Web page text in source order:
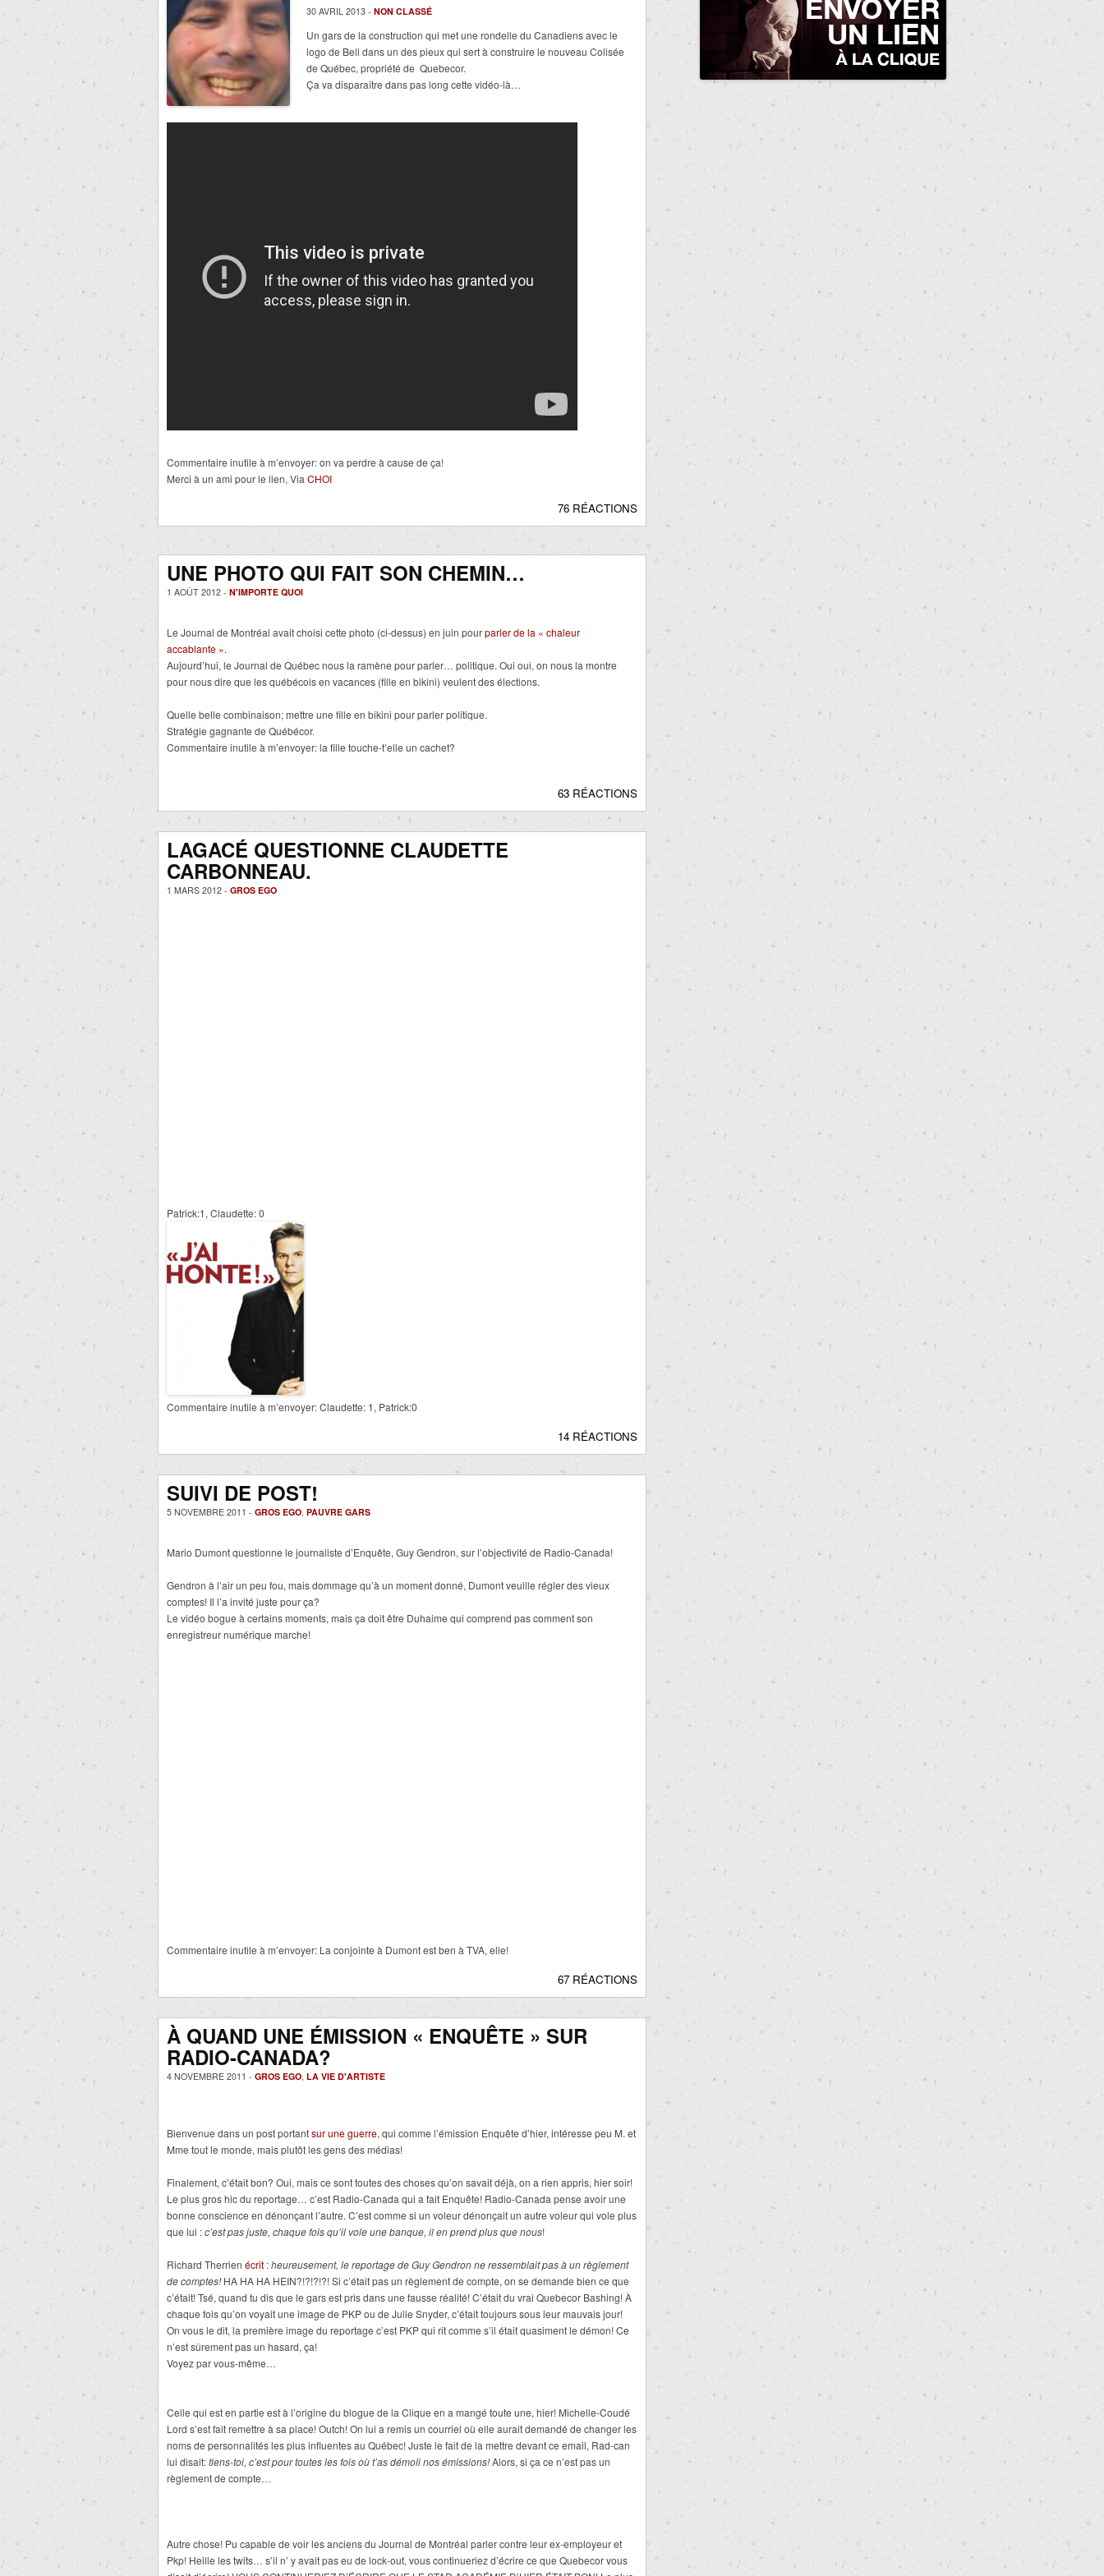
30 AVRIL 2013 - NON CLASSÉ
Un gars de la construction qui met une rondelle du Canadiens avec le
logo de Bell dans un des pieux qui sert à construire le nouveau Colisée
de Québec, propriété de Quebecor.
Ça va disparaître dans pas long cette vidéo-là…
Commentaire inutile à m’envoyer: on va perdre à cause de ça!
Merci à un ami pour le lien, Via CHOI
76 RÉACTIONS
UNE PHOTO QUI FAIT SON CHEMIN…
1 AOÛT 2012 - N'IMPORTE QUOI
Le Journal de Montréal avait choisi cette photo (ci-dessus) en juin pourparler de la « chaleur
accablante ».
Aujourd’hui, le Journal de Québec nous la ramène pour parler… politique. Oui oui, on nous la montre
pour nous dire que les québécois en vacances (fille en bikini) veulent des élections.
Quelle belle combinaison; mettre une fille en bikini pour parler politique.
Stratégie gagnante de Québécor.
Commentaire inutile à m’envoyer: la fille touche-t’elle un cachet?
63 RÉACTIONS
LAGACÉ QUESTIONNE CLAUDETTE
CARBONNEAU.
1 MARS 2012 - GROS EGO
Patrick:1, Claudette: 0
Commentaire inutile à m’envoyer: Claudette: 1, Patrick:0
14 RÉACTIONS
SUIVI DE POST!
5 NOVEMBRE 2011 - GROS EGO PAUVRE GARS
Mario Dumont questionne le journaliste d’Enquête, Guy Gendron, sur l’objectivité de Radio-Canada!
Gendron à l’air un peu fou, mais dommage qu’à un moment donné, Dumont veuille régler des vieux
comptes! Il l’a invité juste pour ça?
Le vidéo bogue à certains moments, mais ça doit être Duhaime qui comprend pas comment son
enregistreur numérique marche!
Commentaire inutile à m’envoyer: La conjointe à Dumont est ben à TVA, elle!
67 RÉACTIONS
À QUAND UNE ÉMISSION « ENQUÊTE » SUR
RADIO-CANADA?
4 NOVEMBRE 2011 - GROS EGO LA VIE D'ARTISTE
Bienvenue dans un post portantsur une guerre, qui comme l’émission Enquête d’hier, intéresse peu M. et
Mme tout le monde, mais plutôt les gens des médias!
Finalement, c’était bon? Oui, mais ce sont toutes des choses qu’on savait déjà, on a rien appris, hier soir!
Le plus gros hic du reportage… c’est Radio-Canada qui a fait Enquête! Radio-Canada pense avoir une
bonne conscience en dénonçant l’autre. C’est comme si un voleur dénonçait un autre voleur qui vole plus
que lui :c’est pas juste, chaque fois qu’il vole une banque, il en prend plus que nous!
Richard Therrien écrit :heureusement, le reportage de Guy Gendron ne ressemblait pas à un règlement
de comptes!HA HA HA HEIN?!?!?!?! Si c’était pas un règlement de compte, on se demande bien ce que
c’était! Tsé, quand tu dis que le gars est pris dans une fausse réalité! C’était du vrai Quebecor Bashing! À
chaque fois qu’on voyait une image de PKP ou de Julie Snyder, c’était toujours sous leur mauvais jour!
On vous le dit, la première image du reportage c’est PKP qui rit comme s’il était quasiment le démon! Ce
n’est sûrement pas un hasard, ça!
Voyez par vous-même…
Celle qui est en partie est à l’origine du blogue de la Clique en a mangé toute une, hier! Michelle-Coudé
Lord s’est fait remettre à sa place! Outch! On lui a remis un courriel où elle aurait demandé de changer les
noms de personnalités les plus influentes au Québec! Juste le fait de la mettre devant ce email, Rad-can
lui disait:tiens-toi, c’est pour toutes les fois où t’as démoli nos émissions!Alors, si ça ce n’est pas un
règlement de compte…
Autre chose! Pu capable de voir les anciens du Journal de Montréal parler contre leur ex-employeur et
Pkp! Heille les twits… s’il n’ y avait pas eu de lock-out, vous continueriez d’écrire ce que Quebecor vous